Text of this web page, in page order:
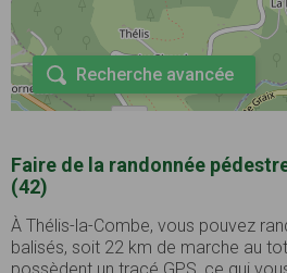
Recherche avancée
Faire de la randonnée
(42)
À Thélis-la-Combe, vous pouvez
balisés, soit 22 km de marche au